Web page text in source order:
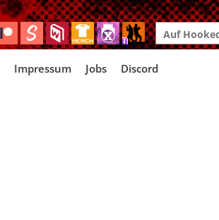
Search
for:
Impressum Jobs Discord